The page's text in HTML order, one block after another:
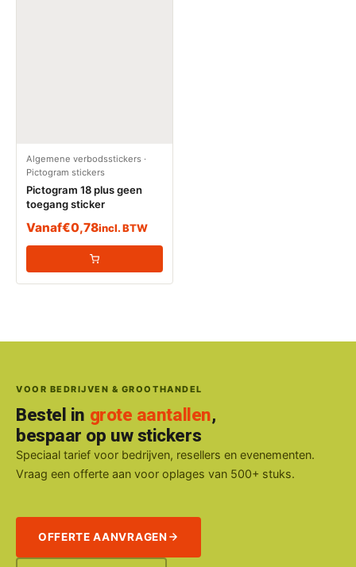
Algemene verbodsstickers ·
Pictogram stickers
Pictogram 18 plus geen
toegang sticker
Vanaf€0,78incl. BTW
VOOR BEDRIJVEN & GROOTHANDEL
Bestel in grote aantallen,
bespaar op uw stickers
Speciaal tarief voor bedrijven, resellers en evenementen.
Vraag een offerte aan voor oplages van 500+ stuks.
OFFERTE AANVRAGEN